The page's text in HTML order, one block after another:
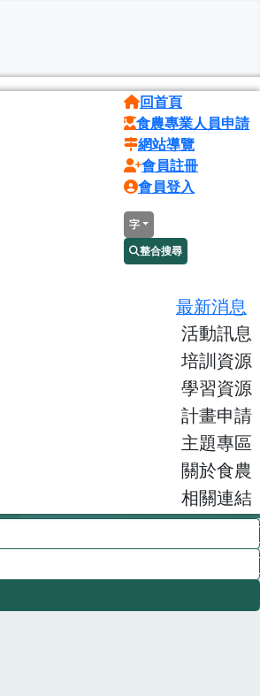
回首頁
食農專業人員申請
網站導覽
會員註冊
會員登入
字
整合搜尋
最新消息
活動訊息
培訓資源
學習資源
計畫申請
主題專區
關於食農
相關連結